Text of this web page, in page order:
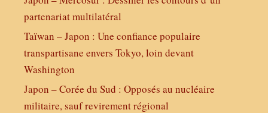
partenariat multilatéral
Taïwan – Japon : Une confiance populaire
transpartisane envers Tokyo, loin devant
Washington
Japon – Corée du Sud : Opposés au nucléaire
militaire, sauf revirement régional